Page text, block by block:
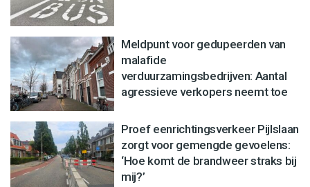
Meldpunt voor gedupeerden van
malafide
verduurzamingsbedrijven: Aantal
agressieve verkopers neemt toe
Proef eenrichtingsverkeer Pijlslaan
zorgt voor gemengde gevoelens:
‘Hoe komt de brandweer straks bij
mij?’